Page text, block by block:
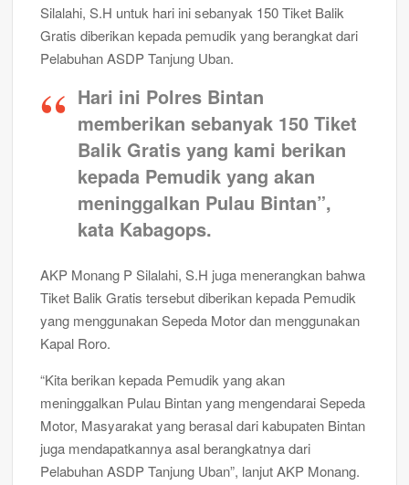
Silalahi, S.H untuk hari ini sebanyak 150 Tiket Balik
Gratis diberikan kepada pemudik yang berangkat dari
Pelabuhan ASDP Tanjung Uban.
Hari ini Polres Bintan
memberikan sebanyak 150 Tiket
Balik Gratis yang kami berikan
kepada Pemudik yang akan
meninggalkan Pulau Bintan”,
kata Kabagops.
AKP Monang P Silalahi, S.H juga menerangkan bahwa
Tiket Balik Gratis tersebut diberikan kepada Pemudik
yang menggunakan Sepeda Motor dan menggunakan
Kapal Roro.
“Kita berikan kepada Pemudik yang akan
meninggalkan Pulau Bintan yang mengendarai Sepeda
Motor, Masyarakat yang berasal dari kabupaten Bintan
juga mendapatkannya asal berangkatnya dari
Pelabuhan ASDP Tanjung Uban”, lanjut AKP Monang.